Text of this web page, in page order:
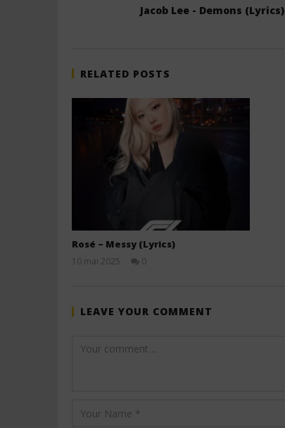
Jacob Lee - Demons (Lyrics)
RELATED POSTS
Rosé – Messy (Lyrics)
10 mai 2025
0
LEAVE YOUR COMMENT